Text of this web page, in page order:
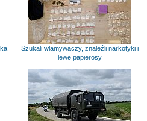
Szukali włamywaczy, znaleźli narkotyki i
lewe papierosy